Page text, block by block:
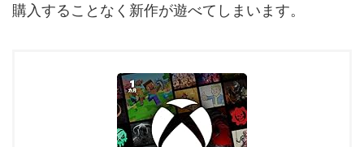
購入することなく新作が遊べてしまいます。